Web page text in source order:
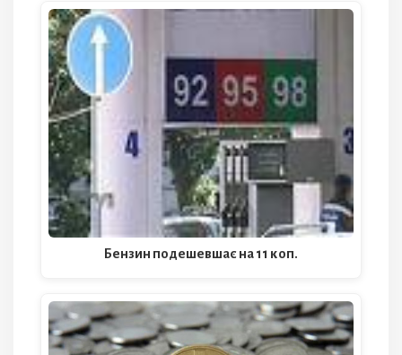
Бензин подешевшає на 11 коп.